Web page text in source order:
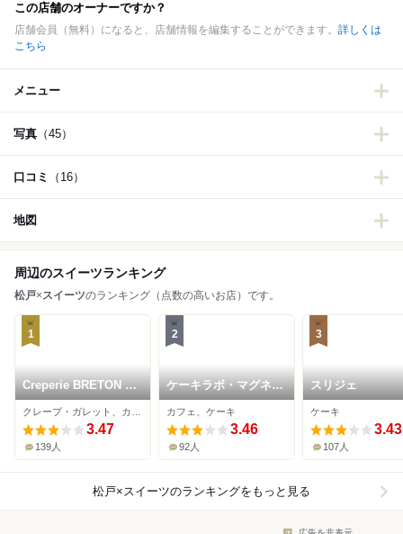
この店舗のオーナーですか？
店舗会員（無料）になると、店舗情報を編集することができます。 詳しくは
こちら
メニュー
写真 （45）
口コミ （16）
地図
周辺のスイーツランキング
松戸×スイーツのランキング（点数の高いお店）です。
1
Creperie BRETON 松
戸店
3.47
139人
2
ケーキラボ・マグネッ
ト
カフェ、ケーキ
3.46
92人
3
スリジェ
ケーキ
3.43
107人
松戸×スイーツのランキングをもっと見る